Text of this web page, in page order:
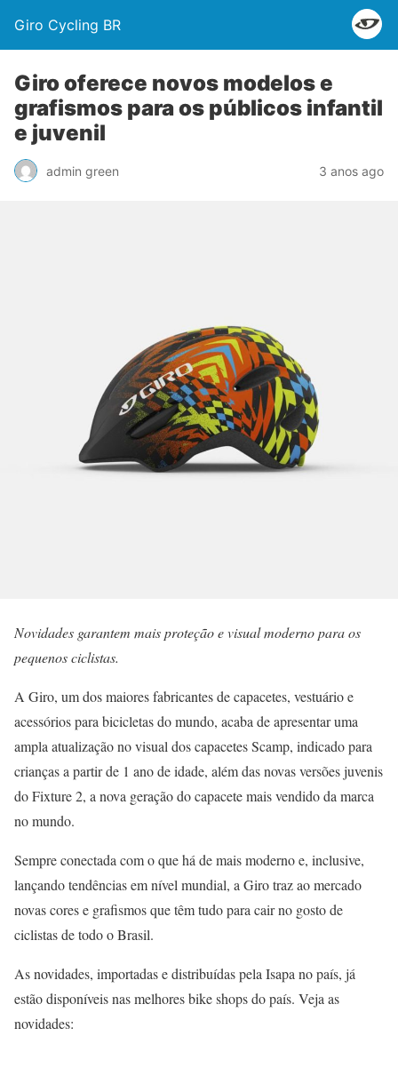
Giro Cycling BR
Giro oferece novos modelos e
grafismos para os públicos infantil
e juvenil
admin green 3 anos ago
Novidades garantem mais proteção e visual moderno para os
pequenos ciclistas.
A Giro, um dos maiores fabricantes de capacetes, vestuário e
acessórios para bicicletas do mundo, acaba de apresentar uma
ampla atualização no visual dos capacetes Scamp, indicado para
crianças a partir de 1 ano de idade, além das novas versões juvenis
do Fixture 2, a nova geração do capacete mais vendido da marca
no mundo.
Sempre conectada com o que há de mais moderno e, inclusive,
lançando tendências em nível mundial, a Giro traz ao mercado
novas cores e grafismos que têm tudo para cair no gosto de
ciclistas de todo o Brasil.
As novidades, importadas e distribuídas pela Isapa no país, já
estão disponíveis nas melhores bike shops do país. Veja as
novidades: